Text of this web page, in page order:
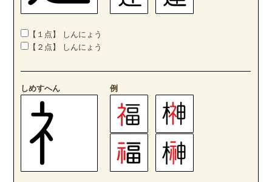
【１点】 しんにょう
【２点】 しんにょう
しめすへん 例